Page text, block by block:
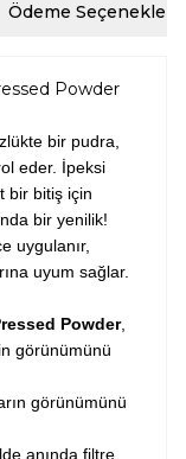
Ödeme Seçenekleri
Powder
bir pudra,
eder. İpeksi
bir bitiş için
bir yenilik!
uygulanır,
uyum sağlar.
Powder,
görünümünü
görünümünü
anında filtre